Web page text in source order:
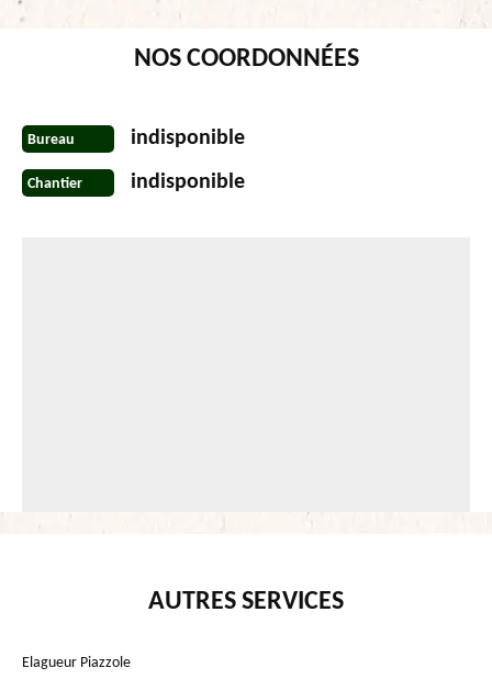
NOS COORDONNÉES
Bureau indisponible
Chantier indisponible
AUTRES SERVICES
Elagueur Piazzole